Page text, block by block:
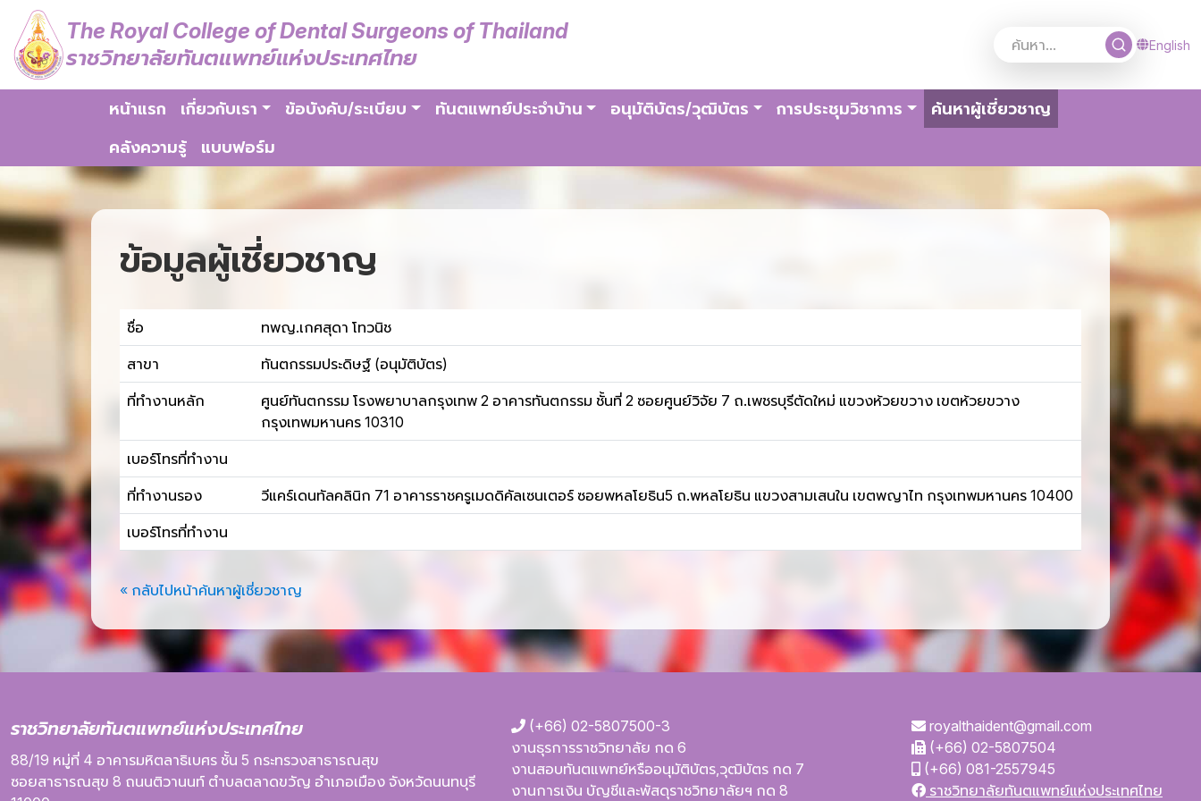
The Royal College of Dental Surgeons of Thailand
ราชวิทยาลัยทันตแพทย์แห่งประเทศไทย
English
หน้าแรก เกี่ยวกับเรา ข้อบังคับ/ระเบียบ ทันตแพทย์ประจำบ้าน อนุมัติบัตร/วุฒิบัตร การประชุมวิชาการ ค้นหาผู้เชี่ยวชาญ(current)
คลังความรู้ แบบฟอร์ม
ข้อมูลผู้เชี่ยวชาญ
ชื่อ ทพญ.เกศสุดา โทวนิช
สาขา ทันตกรรมประดิษฐ์ (อนุมัติบัตร)
ที่ทำงานหลัก
ศูนย์ทันตกรรม โรงพยาบาลกรุงเทพ 2 อาคารทันตกรรม ชั้นที่ 2 ซอยศูนย์วิจัย 7 ถ.เพชรบุรีตัดใหม่ แขวงห้วยขวาง เขตห้วยขวาง
กรุงเทพมหานคร 10310
เบอร์โทรที่ทำงาน
ที่ทำงานรอง วีแคร์เดนทัลคลินิก 71 อาคารราชครูเมดดิคัลเซนเตอร์ ซอยพหลโยธิน5 ถ.พหลโยธิน แขวงสามเสนใน เขตพญาไท กรุงเทพมหานคร 10400
เบอร์โทรที่ทำงาน
« กลับไปหน้าค้นหาผู้เชี่ยวชาญ
ราชวิทยาลัยทันตแพทย์แห่งประเทศไทย
88/19 หมู่ที่ 4 อาคารมหิตลาธิเบศร ชั้น 5 กระทรวงสาธารณสุข
ซอยสาธารณสุข 8 ถนนติวานนท์ ตำบลตลาดขวัญ อำเภอเมือง จังหวัดนนทบุรี
(+66) 02-5807500-3
งานธุรการราชวิทยาลัย กด 6
งานสอบทันตแพทย์หรืออนุมัติบัตร,วุฒิบัตร กด 7
งานการเงิน บัญชีและพัสดุราชวิทยาลัยฯ กด 8
royalthaident@gmail.com
(+66) 02-5807504
(+66) 081-2557945
ราชวิทยาลัยทันตแพทย์แห่งประเทศไทย